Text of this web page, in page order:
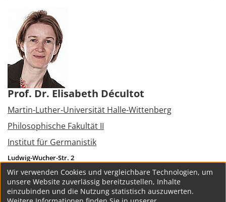
Prof. Dr. Elisabeth Décultot
Martin-Luther-Universität Halle-Wittenberg
Philosophische Fakultät II
Institut für Germanistik
Ludwig-Wucher-Str. 2
06108
Halle (Saale)
Tel.:
+49 345 5523577
elisabeth.decultot@germanistik.uni-halle.de
Wir verwenden Cookies und vergleichbare Technologien, um
unsere Website zuverlässig bereitzustellen, Inhalte
einzubinden und die Nutzung statistisch auszuwerten.